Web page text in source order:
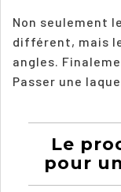
Non seulement
différent, mais
angles.
Passer une
Le
pour